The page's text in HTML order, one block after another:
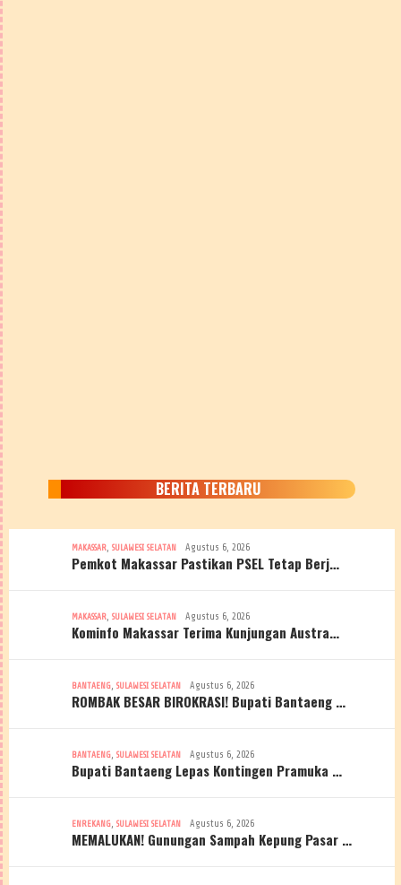
BERITA TERBARU
MAKASSAR SULAWESI SELATAN Agustus 6, 2026
Pemkot Makassar Pastikan PSEL Tetap Berj…
MAKASSAR SULAWESI SELATAN Agustus 6, 2026
Kominfo Makassar Terima Kunjungan Austra…
BANTAENG SULAWESI SELATAN Agustus 6, 2026
ROMBAK BESAR BIROKRASI! Bupati Bantaeng …
BANTAENG SULAWESI SELATAN Agustus 6, 2026
Bupati Bantaeng Lepas Kontingen Pramuka …
ENREKANG SULAWESI SELATAN Agustus 6, 2026
MEMALUKAN! Gunungan Sampah Kepung Pasar …